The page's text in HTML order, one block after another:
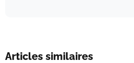
Articles similaires